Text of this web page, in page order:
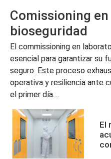
Comissioning
bioseguridad
El commissioning en
esencial para garantizar su
seguro. Este proceso
operativa y resiliencia ante
el primer día....
El